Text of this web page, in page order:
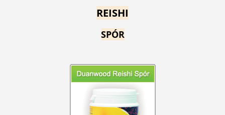
REISHI
SPÓR